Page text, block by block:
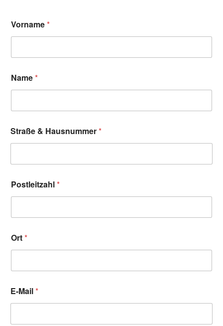
Vorname*
Name*
Straße & Hausnummer*
Postleitzahl*
Ort*
E-Mail*